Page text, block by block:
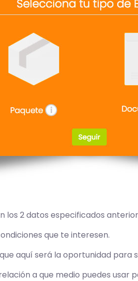
los 2 datos especificados
que te interesen.
aquí será la oportunidad
a que medio puedes